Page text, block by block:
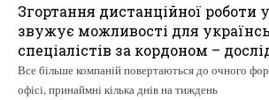
Згортання дистанційної роботи
звужує можливості для
спеціалістів за кордоном –
Все більше компаній повертаються до очного
офісі, принаймні кілька днів на тиждень